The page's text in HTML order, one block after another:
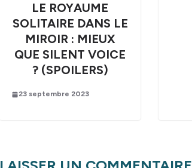
LE ROYAUME
SOLITAIRE DANS LE
MIROIR : MIEUX
QUE SILENT VOICE
? (SPOILERS)
23 septembre 2023